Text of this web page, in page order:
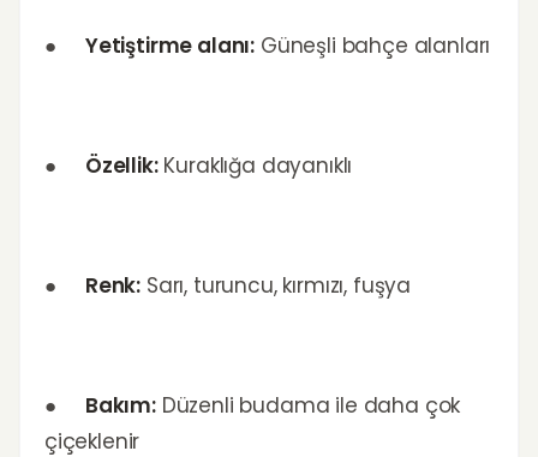
● Yetiştirme alanı: Güneşli bahçe alanları
● Özellik:Kuraklığa dayanıklı
● Renk: Sarı, turuncu, kırmızı, fuşya
● Bakım:Düzenli budama ile daha çok
çiçeklenir